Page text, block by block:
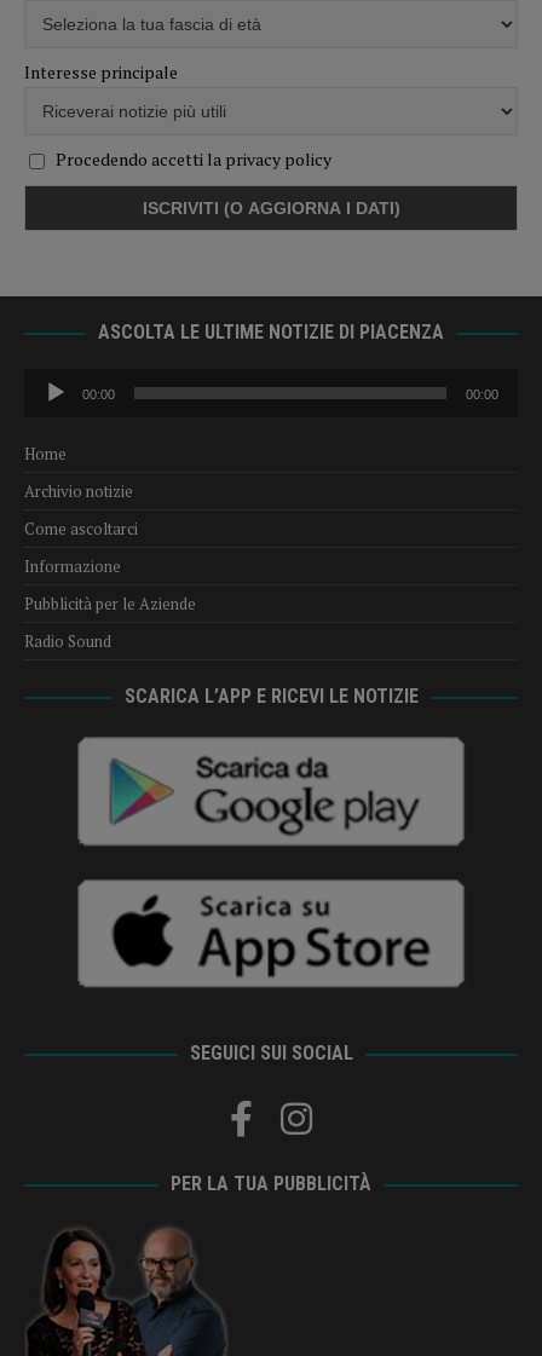
Interesse principale
Procedendo accetti la privacy policy
ASCOLTA LE ULTIME NOTIZIE DI PIACENZA
Audio
Player
00:00 00:00
Home
Archivio notizie
Come ascoltarci
Informazione
Pubblicità per le Aziende
Radio Sound
SCARICA L’APP E RICEVI LE NOTIZIE
SEGUICI SUI SOCIAL
PER LA TUA PUBBLICITÀ